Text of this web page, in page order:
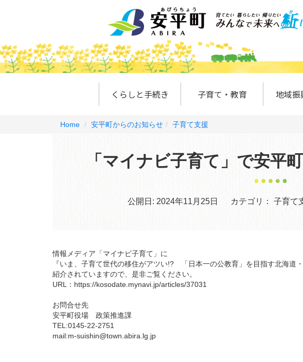
くらしと手続き 子育て・教育 地域振
Home 安平町からのお知らせ 子育て支援
「マイナビ子育て」で安平
公開日: 2024年11月25日 カテゴリ： 子育て
情報メディア「マイナビ子育て」に
『いま、子育て世代の移住がアツい!? 「日本一の公教育」を目指す北海道
紹介されていますので、是非ご覧ください。
URL： https://kosodate.mynavi.jp/articles/37031
お問合せ先
安平町役場 政策推進課
TEL:0145-22-2751
mail:m-suishin@town.abira.lg.jp